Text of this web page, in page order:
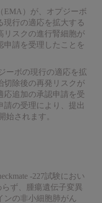
EMA）が、オプジーボ
現行の適応を拡大する
リスクの進行腎細胞が
申請を受理したことを
ーボの現行の適応を拡
切除後の再発リスクが
応追加の承認申請を受
の受理により、提出
始されます。
-227試験におい
ず、腫瘍遺伝子変異
ンの非小細胞肺がん